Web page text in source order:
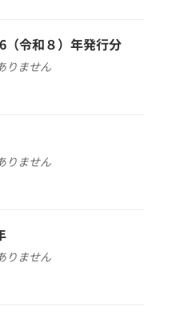
（令和８）年発行分
りません
りません
りません